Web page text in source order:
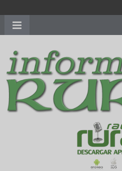
richardmillereplica
women.patekphilippe.tofor sale in
dining room table ceremony.
shop. best youngsexdoll.com
services. 1: 1 design high